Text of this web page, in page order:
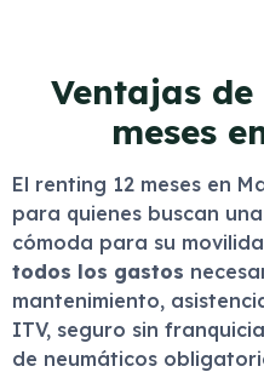
Ventajas
meses
El renting 12 meses en
para quienes buscan
cómoda para su
todos los gastos
mantenimiento,
ITV, seguro sin
de neumáticos